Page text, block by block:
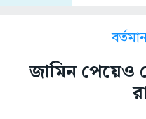
জামিন পেয়েও